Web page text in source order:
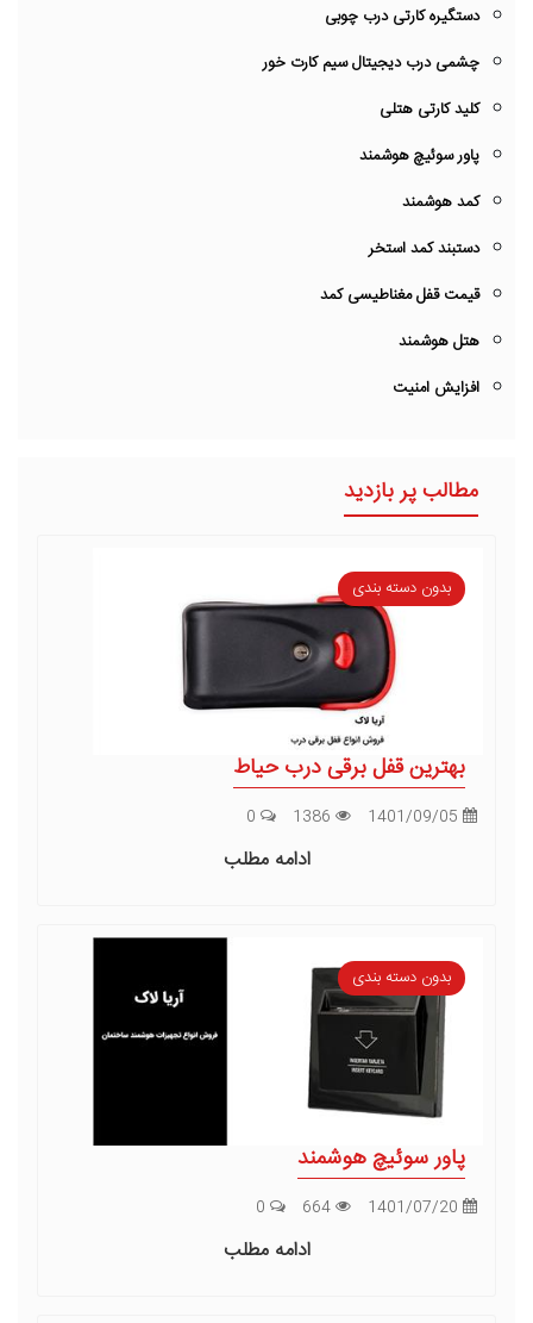
دستگیره کارتی درب چوبی
چشمی درب دیجیتال سیم کارت خور
کلید کارتی هتلی
پاور سوئیچ هوشمند
کمد هوشمند
دستبند کمد استخر
قیمت قفل مغناطیسی کمد
هتل هوشمند
افزایش امنیت
مطالب پر بازدید
بدون دسته بندی
بهترین قفل برقی درب حیاط
ادامه مطلب
بدون دسته بندی
پاور سوئیچ هوشمند
ادامه مطلب